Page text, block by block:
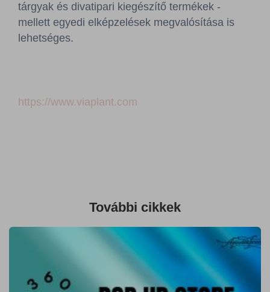
tárgyak és divatipari kiegészítő termékek -
mellett egyedi elképzelések megvalósítása is
lehetséges.
https://www.viaplant.com
További cikkek